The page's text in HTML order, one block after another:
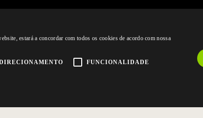
estará a concordar com todos os cookies de acordo com nossa
FUNCIONALIDADE